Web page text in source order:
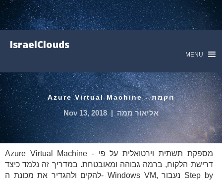
IsraelClouds
MENU
הקמת - Azure Virtual Machine
אליאור ממה |
Nov 13, 2018
Azure Virtual Machine - מספקת תשתית וירטואלית על פי
דרישת הלקוח, ברמה גבוהה ומאובטחת. במדריך זה נלמד כיצד
להקים ולהגדיר את מכונת ה- Windows VM, נעבור Step by